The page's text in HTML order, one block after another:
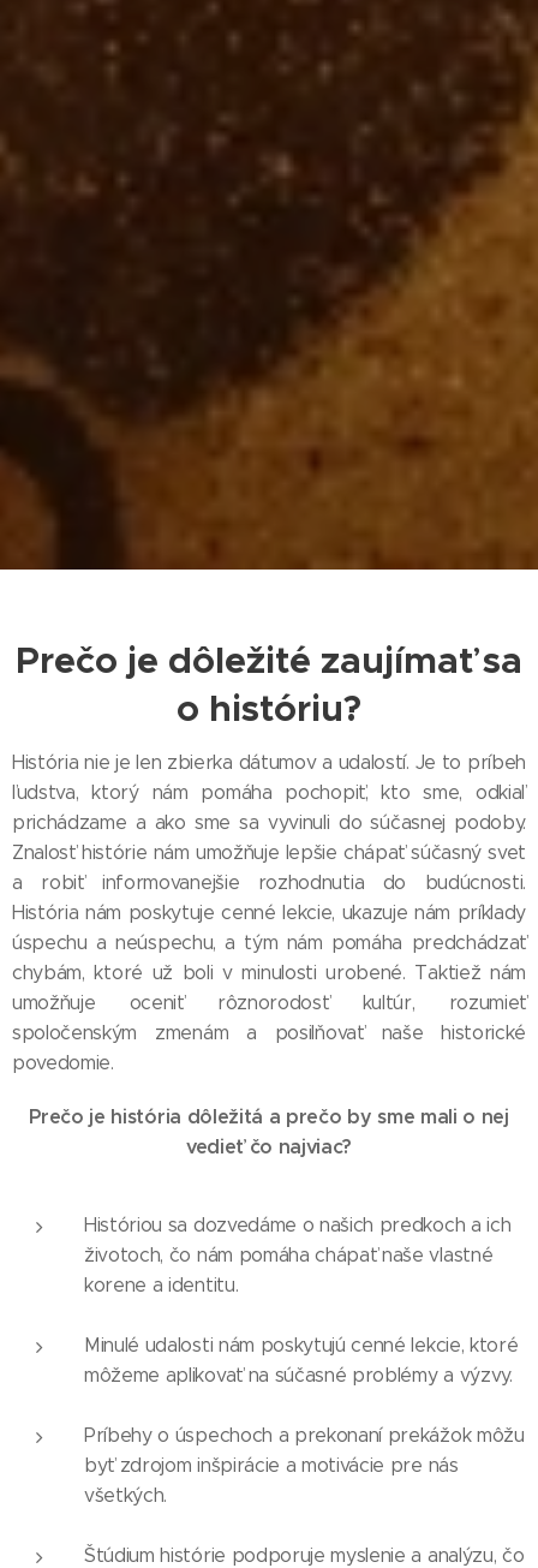
Prečo je dôležité zaujímať sa
o históriu?
História nie je len zbierka dátumov a udalostí. Je to príbeh
ľudstva, ktorý nám pomáha pochopiť, kto sme, odkiaľ
prichádzame a ako sme sa vyvinuli do súčasnej podoby.
Znalosť histórie nám umožňuje lepšie chápať súčasný svet
a robiť informovanejšie rozhodnutia do budúcnosti.
História nám poskytuje cenné lekcie, ukazuje nám príklady
úspechu a neúspechu, a tým nám pomáha predchádzať
chybám, ktoré už boli v minulosti urobené. Taktiež nám
umožňuje oceniť rôznorodosť kultúr, rozumieť
spoločenským zmenám a posilňovať naše historické
povedomie.
Prečo je história dôležitá a prečo by sme mali o nej
vedieť čo najviac?
Históriou sa dozvedáme o našich predkoch a ich
životoch, čo nám pomáha chápať naše vlastné
korene a identitu.
Minulé udalosti nám poskytujú cenné lekcie, ktoré
môžeme aplikovať na súčasné problémy a výzvy.
Príbehy o úspechoch a prekonaní prekážok môžu
byť zdrojom inšpirácie a motivácie pre nás
všetkých.
Štúdium histórie podporuje myslenie a analýzu, čo